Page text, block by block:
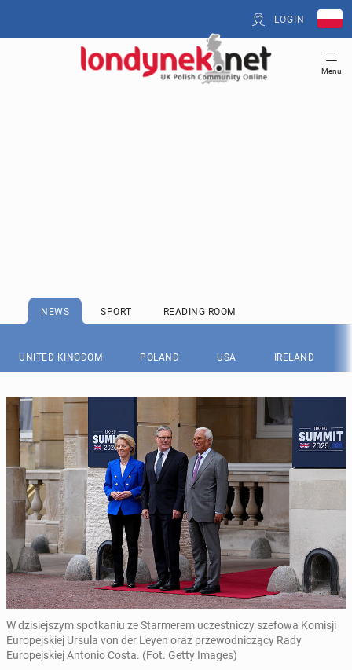
LOGIN
Menu
NEWS SPORT READING ROOM
UNITED KINGDOM POLAND USA IRELAND
W dzisiejszym spotkaniu ze Starmerem uczestniczy szefowa Komisji
Europejskiej Ursula von der Leyen oraz przewodniczący Rady
Europejskiej Antonio Costa. (Fot. Getty Images)